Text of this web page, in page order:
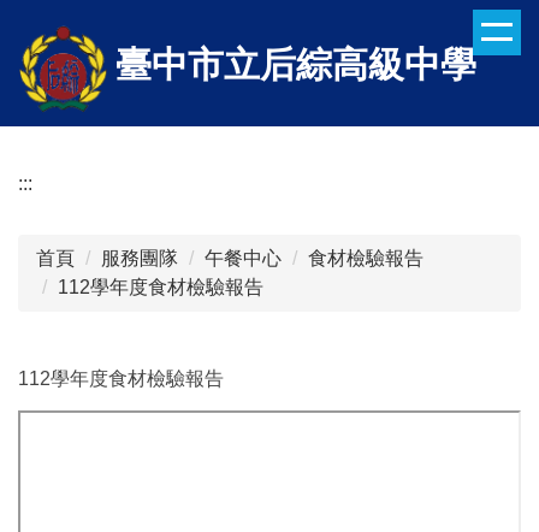
到
主
區
臺中市立后綜高級中學
:::
首頁 服務團隊 午餐中心
食材檢驗報告
112學年度食材檢驗報告
112學年度食材檢驗報告